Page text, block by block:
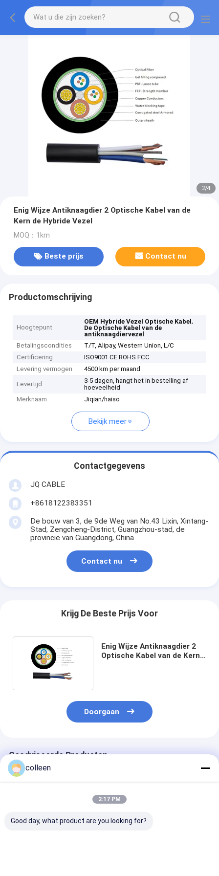
2/4
Enig Wijze Antiknaagdier 2 Optische Kabel van de
Kern de Hybride Vezel
MOQ：1km
Beste prijs Contact nu
Productomschrijving
Hoogtepunt
OEM Hybride Vezel Optische Kabel,
De Optische Kabel van de
antiknaagdiervezel
Betalingscondities
T/T, Alipay, Western Union, L/C
Certificering
ISO9001 CE ROHS FCC
Levering vermogen
4500 km per maand
Levertijd
3-5 dagen, hangt het in bestelling af
hoeveelheid
Merknaam
Jiqian/haiso
Bekijk meer
Contactgegevens
JQ CABLE
+8618122383351
De bouw van 3, de 9de Weg van No.43 Lixin, Xintang-
Stad, Zengcheng-District, Guangzhou-stad, de
provincie van Guangdong, China
Contact nu
Krijg De Beste Prijs Voor
Enig Wijze Antiknaagdier 2
Optische Kabel van de Kern
Doorgaan
Geadviseerde Producten
colleen
2:17 PM
Good day, what product are you looking for?